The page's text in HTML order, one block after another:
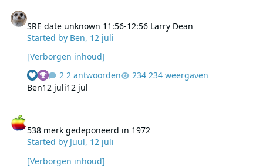
SRE date unknown 11:56-12:56 Larry Dean
Started by Ben, 12 juli
[Verborgen inhoud]
2 antwoorden
234 weergaven
Ben12 juli12 jul
538 merk gedeponeerd in 1972
Started by Juul, 12 juli
[Verborgen inhoud]